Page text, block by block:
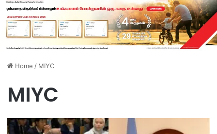
Home / MIYC
MIYC